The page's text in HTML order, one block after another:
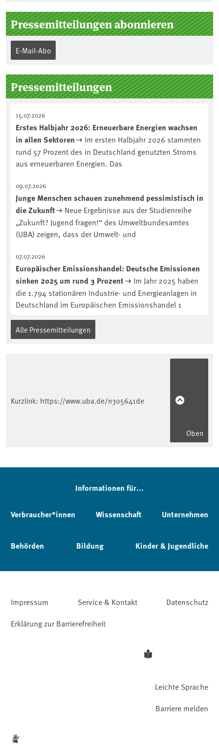
Pressemitteilungen abonnieren
E-Mail-Abo
Pressemitteilungen
15.07.2026
Erstes Halbjahr 2026: Erneuerbare Energien wachsen
in allen Sektoren
Im ersten Halbjahr 2026 stammten
rund 57 Prozent des in Deutschland genutzten Stroms
aus erneuerbaren Energien. Das
09.07.2026
Junge Menschen schauen zunehmend pessimistisch in
die Zukunft
Neue Ergebnisse aus der Studienreihe
„Zukunft? Jugend fragen!“ des Umweltbundesamtes
(UBA) zeigen, dass der Umwelt- und
07.07.2026
Europäischer Emissionshandel: Deutsche Emissionen
sinken 2025 um rund 3 Prozent
Im Jahr 2025 haben
die 1.794 stationären Industrie- und Energieanlagen in
Deutschland im Europäischen Emissionshandel 1
Alle Pressemitteilungen
Kurzlink: https://www.uba.de/n305641de
Oben
Informationen für...
Verbraucher*innen Wissenschaft Unternehmen
Behörden Bildung Kinder & Jugendliche
Impressum Service & Kontakt
Datenschutz
Erklärung zur Barrierefreiheit
Leichte Sprache
Barriere melden